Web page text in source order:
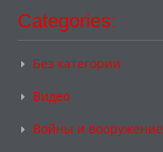
Categories:
Без категории
Видео
Войны и вооружение